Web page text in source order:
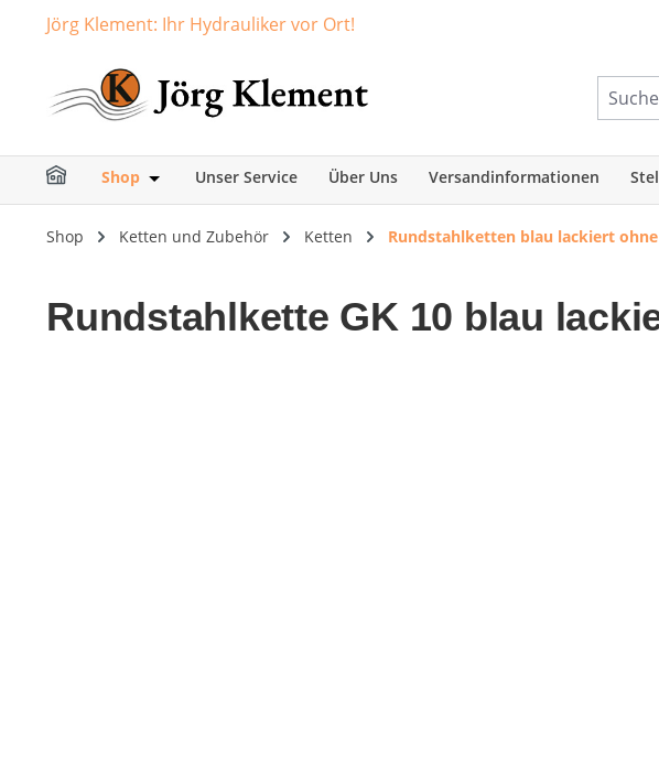
Zur Hauptnavigation springen
Jörg Klement: Ihr Hydrauliker vor Ort!
Shop Öffne oder Schließe das Dropdown der Kategorie Shop
Unser Service Über Uns Versandinformationen
Shop Ketten und Zubehör Ketten Rundstahlketten blau lackiert ohne
Rundstahlkette GK 10 blau